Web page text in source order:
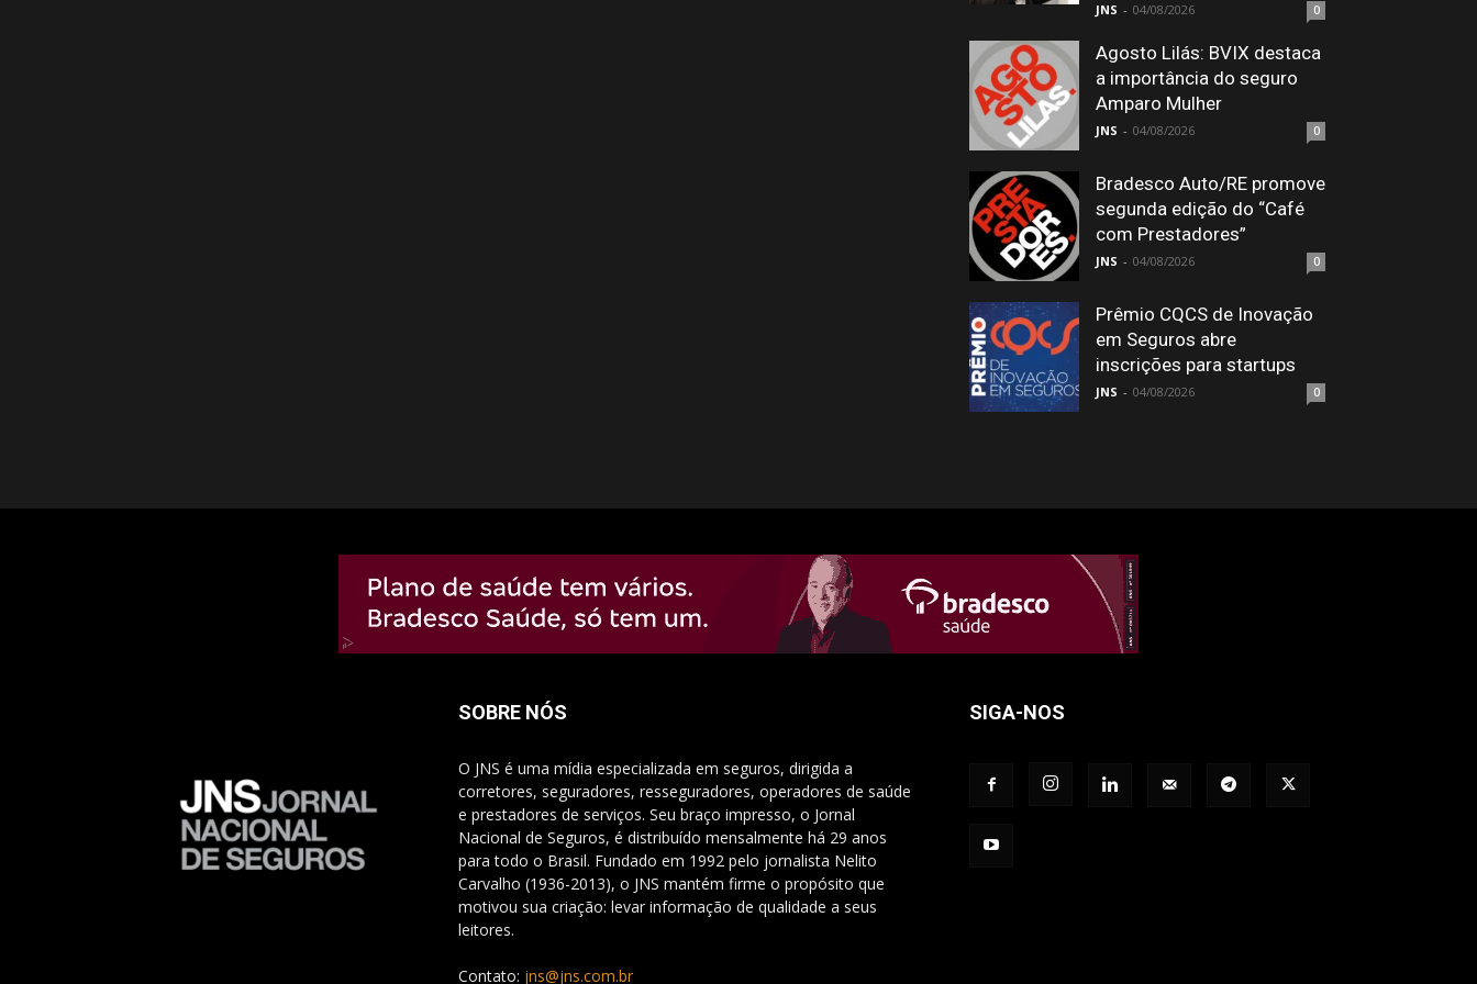
JNS - 04/08/2026 0
Agosto Lilás: BVIX destaca
a importância do seguro
Amparo Mulher
JNS - 04/08/2026 0
Bradesco Auto/RE promove
segunda edição do “Café
com Prestadores”
JNS - 04/08/2026 0
Prêmio CQCS de Inovação
em Seguros abre
inscrições para startups
JNS - 04/08/2026 0
SOBRE NÓS
O JNS é uma mídia especializada em seguros, dirigida a
corretores, seguradores, resseguradores, operadores de saúde
e prestadores de serviços. Seu braço impresso, o Jornal
Nacional de Seguros, é distribuído mensalmente há 29 anos
para todo o Brasil. Fundado em 1992 pelo jornalista Nelito
Carvalho (1936-2013), o JNS mantém firme o propósito que
motivou sua criação: levar informação de qualidade a seus
leitores.
Contato: jns@jns.com.br
SIGA-NOS